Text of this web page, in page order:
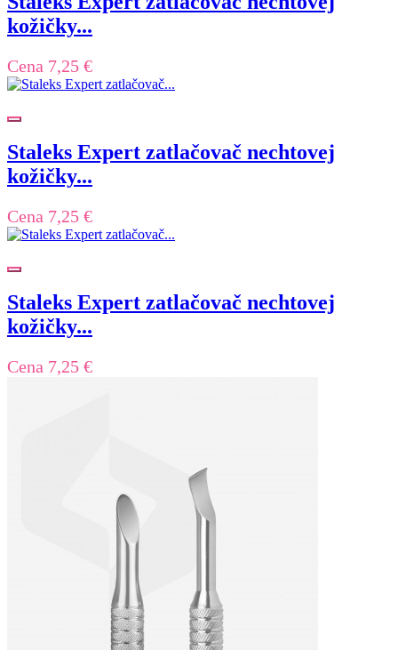
kožičky...
Cena 7,25 €
Staleks Expert zatlačovač nechtovej
kožičky...
Cena 7,25 €
Staleks Expert zatlačovač nechtovej
kožičky...
Cena 7,25 €